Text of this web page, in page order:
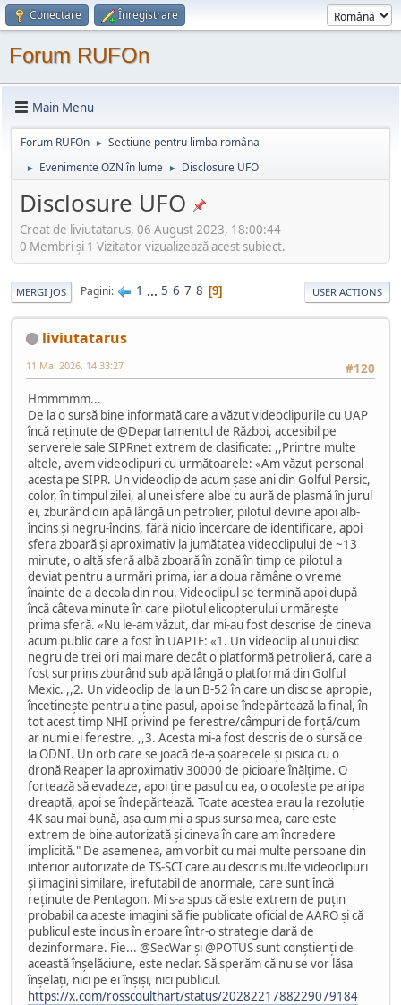
Conectare Înregistrare
Forum RUFOn
Main Menu
Forum RUFOn ► Sectiune pentru limba româna
► Evenimente OZN în lume ► Disclosure UFO
Disclosure UFO
Creat de liviutatarus, 06 August 2023, 18:00:44
0 Membri şi 1 Vizitator vizualizează acest subiect.
MERGI JOS Pagini 1 ... 5 6 7 8 9 USER ACTIONS
liviutatarus
#120
11 Mai 2026, 14:33:27
Hmmmmm...
De la o sursă bine informată care a văzut videoclipurile cu UAP
încă reținute de @Departamentul de Război, accesibil pe
serverele sale SIPRnet extrem de clasificate: ,,Printre multe
altele, avem videoclipuri cu următoarele: «Am văzut personal
acesta pe SIPR. Un videoclip de acum șase ani din Golful Persic,
color, în timpul zilei, al unei sfere albe cu aură de plasmă în jurul
ei, zburând din apă lângă un petrolier, pilotul devine apoi alb-
încins și negru-încins, fără nicio încercare de identificare, apoi
sfera zboară și aproximativ la jumătatea videoclipului de ~13
minute, o altă sferă albă zboară în zonă în timp ce pilotul a
deviat pentru a urmări prima, iar a doua rămâne o vreme
înainte de a decola din nou. Videoclipul se termină apoi după
încă câteva minute în care pilotul elicopterului urmărește
prima sferă. «Nu le-am văzut, dar mi-au fost descrise de cineva
acum public care a fost în UAPTF: «1. Un videoclip al unui disc
negru de trei ori mai mare decât o platformă petrolieră, care a
fost surprins zburând sub apă lângă o platformă din Golful
Mexic. ,,2. Un videoclip de la un B-52 în care un disc se apropie,
încetinește pentru a ține pasul, apoi se îndepărtează la final, în
tot acest timp NHI privind pe ferestre/câmpuri de forță/cum
ar numi ei ferestre. ,,3. Acesta mi-a fost descris de o sursă de
la ODNI. Un orb care se joacă de-a șoarecele și pisica cu o
dronă Reaper la aproximativ 30000 de picioare înălțime. O
forțează să evadeze, apoi ține pasul cu ea, o ocolește pe aripa
dreaptă, apoi se îndepărtează. Toate acestea erau la rezoluție
4K sau mai bună, așa cum mi-a spus sursa mea, care este
extrem de bine autorizată și cineva în care am încredere
implicită." De asemenea, am vorbit cu mai multe persoane din
interior autorizate de TS-SCI care au descris multe videoclipuri
și imagini similare, irefutabil de anormale, care sunt încă
reținute de Pentagon. Mi s-a spus că este extrem de puțin
probabil ca aceste imagini să fie publicate oficial de AARO și că
publicul este indus în eroare într-o strategie clară de
dezinformare. Fie... @SecWar şi @POTUS sunt conștienți de
această înșelăciune, este neclar. Să sperăm că nu se vor lăsa
înșelați, nici pe ei înșiși, nici publicul.
https://x.com/rosscoulthart/status/2028221788229079184